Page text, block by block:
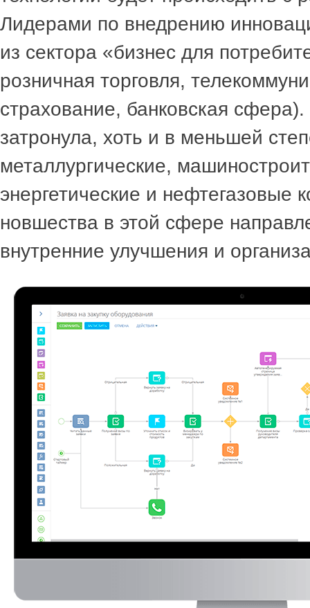
Лидерами по внедрению
из сектора «бизнес для
розничная торговля,
страхование, банковская
затронула, хоть и в меньшей
металлургические,
энергетические и нефтегазовые
новшества в этой сфере
внутренние улучшения и